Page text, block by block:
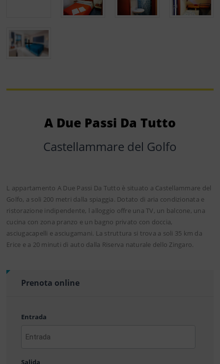
A Due Passi Da Tutto
Castellammare del Golfo
L appartamento A Due Passi Da Tutto è situato a Castellammare del
Golfo, a soli 200 metri dalla spiaggia. Dotato di aria condizionata e
ristorazione indipendente, l alloggio offre una TV, un balcone, una
cucina con zona pranzo e un bagno privato con doccia,
asciugacapelli e asciugamani. La struttura si trova a soli 35 km da
Erice e a 20 minuti di auto dalla Riserva naturale dello Zingaro.
Prenota online
Entrada
AAAA
Salida